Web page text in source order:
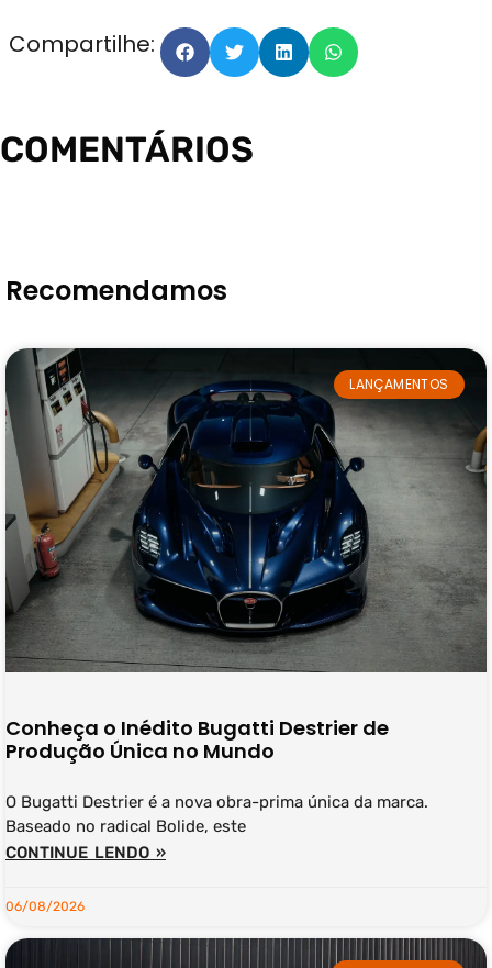
Compartilhe:
COMENTÁRIOS
Recomendamos
LANÇAMENTOS
Conheça o Inédito Bugatti Destrier de
Produção Única no Mundo
O Bugatti Destrier é a nova obra-prima única da marca.
Baseado no radical Bolide, este
CONTINUE LENDO »
06/08/2026